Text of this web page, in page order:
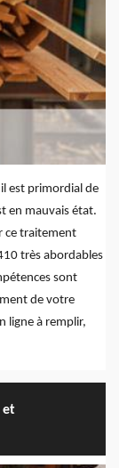
est primordial de
en mauvais état.
ce traitement
très abordables
sont
de votre
ligne à remplir,
et